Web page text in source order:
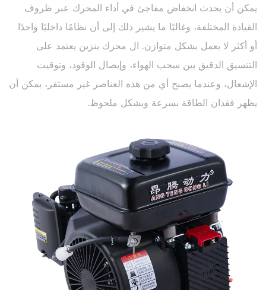
يمكن أن يحدث انخفاض مفاجئ في أداء المحرك عبر ظروف
القيادة المختلفة، وغالبًا ما يشير ذلك إلى أن نظامًا داخليًا واحدًا
أو أكثر لا يعمل بشكل متوازن. ال محرك بنزين يعتمد على
التنسيق الدقيق بين سحب الهواء، وإيصال الوقود، وتوقيت
الإشعال، وعندما يصبح أي من هذه العناصر غير مستقر، يمكن أن
يظهر فقدان الطاقة بسرعة وبشكل ملحوظ.